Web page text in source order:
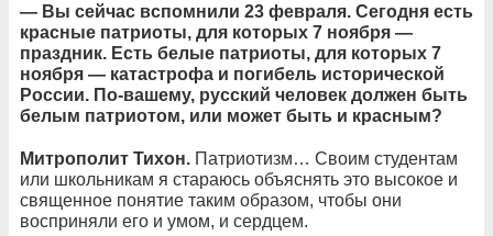
— Вы сейчас вспомнили 23 февраля. Сегодня есть
красные патриоты, для которых 7 ноября —
праздник. Есть белые патриоты, для которых 7
ноября — катастрофа и погибель исторической
России. По-вашему, русский человек должен быть
белым патриотом, или может быть и красным?
Митрополит Тихон. Патриотизм… Своим студентам
или школьникам я стараюсь объяснять это высокое и
священное понятие таким образом, чтобы они
восприняли его и умом, и сердцем.